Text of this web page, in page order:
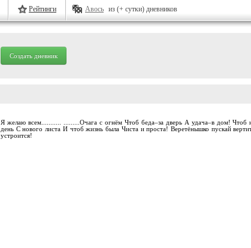
Рейтинги Авось из (+ сутки) дневников
Создать дневник
Я желаю всем........... .........Очага с огнём Чтоб беда–за дверь А удача–в дом!
день С нового листа И чтоб жизнь была Чиста и проста! Веретёнышко пускай
устроится!